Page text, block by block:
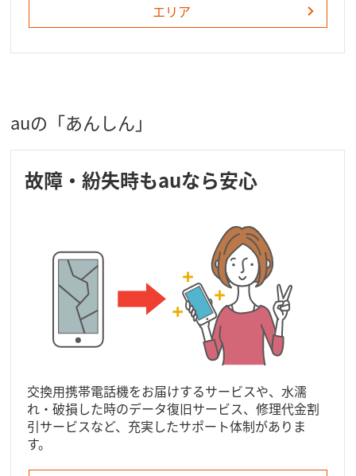
エリア
auの「あんしん」
故障・紛失時もauなら安心
交換用携帯電話機をお届けするサービスや、水濡
れ・破損した時のデータ復旧サービス、修理代金割
引サービスなど、充実したサポート体制がありま
す。